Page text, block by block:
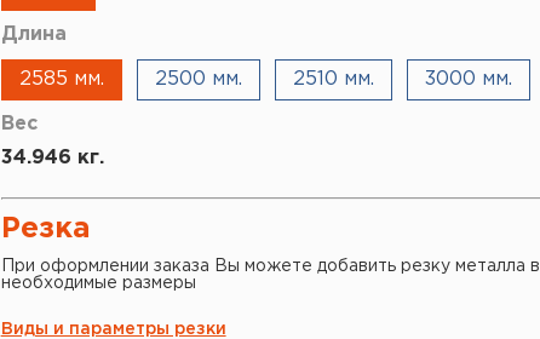
Длина
2585 мм. 2500 мм. 2510 мм. 3000 мм.
Вес
34.946 кг.
Резка
При оформлении заказа Вы можете добавить резку металла в
необходимые размеры
Виды и параметры резки